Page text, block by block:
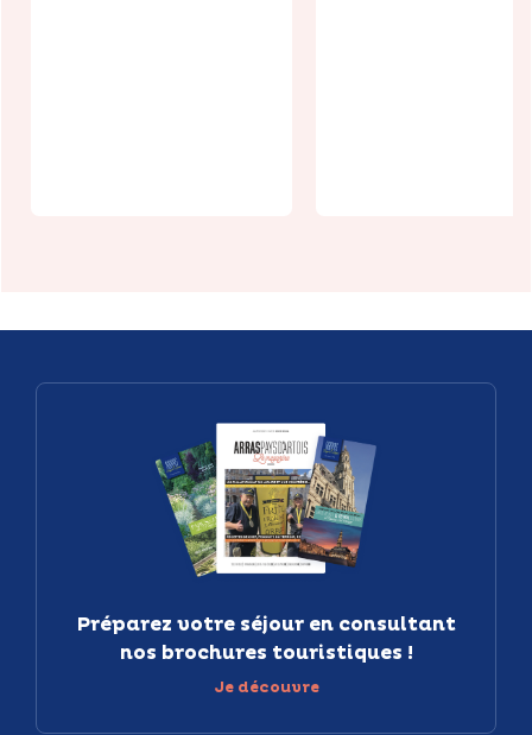
Préparez votre séjour en consultant
nos brochures touristiques !
Je découvre